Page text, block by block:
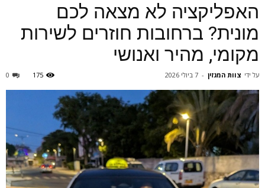
האפליקציה לא מצאה לכם
מונית? ברחובות חוזרים לשירות
מקומי, מהיר ואנושי
על ידי צוות המגזין - 7 ביולי 2026 0 175